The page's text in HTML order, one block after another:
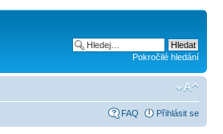
Pokročilé hledání
FAQ Přihlásit se